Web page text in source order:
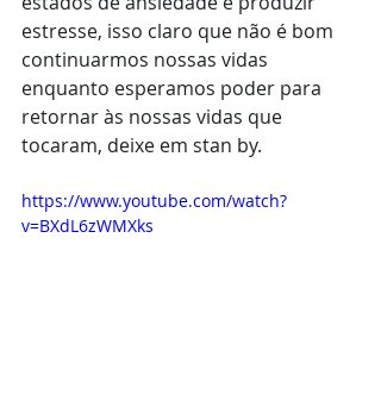
estresse, isso claro que não é bom
continuarmos nossas vidas
enquanto esperamos poder para
retornar às nossas vidas que
tocaram, deixe em stan by.
https://www.youtube.com/watch?
v=BXdL6zWMXks